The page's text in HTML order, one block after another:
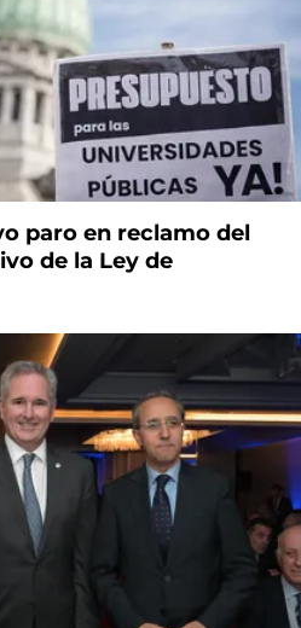
paro en reclamo del
de la Ley de